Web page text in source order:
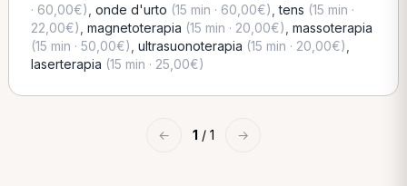
· 60,00€) onde d'urto (15 min · 60,00€) ,tens (15 min ·
22,00€) magnetoterapia (15 min · 20,00€) massoterapia
(15 min · 50,00€) ultrasuonoterapia (15 min · 20,00€)
laserterapia (15 min · 25,00€)
← 1 / 1 →